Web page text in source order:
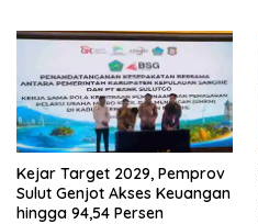
e
n
l
a
y
a
n
g
a
r
u
)
i
j
e
n
d
e
l
a
y
a
g
b
a
r
Kejar Target 2029, Pemprov
Sulut Genjot Akses Keuangan
hingga 94,54 Persen